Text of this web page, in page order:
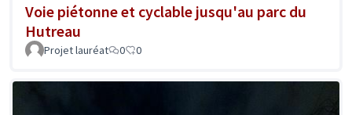
Voie piétonne et cyclable jusqu'au parc du
Hutreau
Projet lauréat 0 0